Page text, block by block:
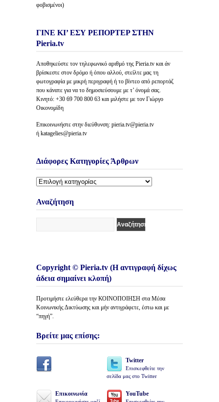
φοβισμένοι)
ΓΙΝΕ ΚΙ’ ΕΣΥ ΡΕΠΟΡΤΕΡ ΣΤΗΝ
Pieria.tv
Αποθηκεύστε τον τηλεφωνικό αριθμό της Pieria.tv και άν
βρίσκεστε στον δρόμο ή όπου αλλού, στείλτε μας τη
φωτογραφία με μικρή περιγραφή ή το βίντεο από ρεπορτάζ
που κάνατε για να το δημοσιεύσουμε με τ’ όνομά σας.
Κινητό: +30 69 700 800 63 και μιλήστε με τον Γιώργο
Οικονομίδη
Επικοινωνήστε στην διεύθυνση: pieria.tv@pieria.tv
ή katagelies@pieria.tv
Διάφορες Κατηγορίες Άρθρων
Διάφορες
Άρθρων
Αναζήτηση
Copyright © Pieria.tv (Η αντιγραφή δίχως
άδεια σημαίνει κλοπή)
Προτιμήστε ελεύθερα την ΚΟΙΝΟΠΟΙΗΣΗ στα Μέσα
Κοινωνικής Δικτύωσης και μήν αντιγράφετε, έστω και με
“πηγή”.
Βρείτε μας επίσης:
Twitter
Επισκεφθείτε την
σελίδα μας στο Twitter
Επικοινωνία YouTube